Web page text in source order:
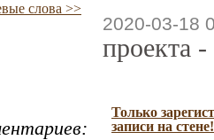
слова >>
2020-03-18
проекта
Только
записи на стене!